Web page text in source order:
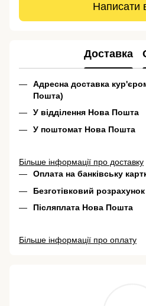
Написати
Доставка
Адресна доставка
Пошта)
У відділення Нова Пошта
У поштомат Нова Пошта
Більше інформації про доставку
Оплата на банківську
Безготівковий розрахунок
Післяплата Нова Пошта
Більше інформації про оплату